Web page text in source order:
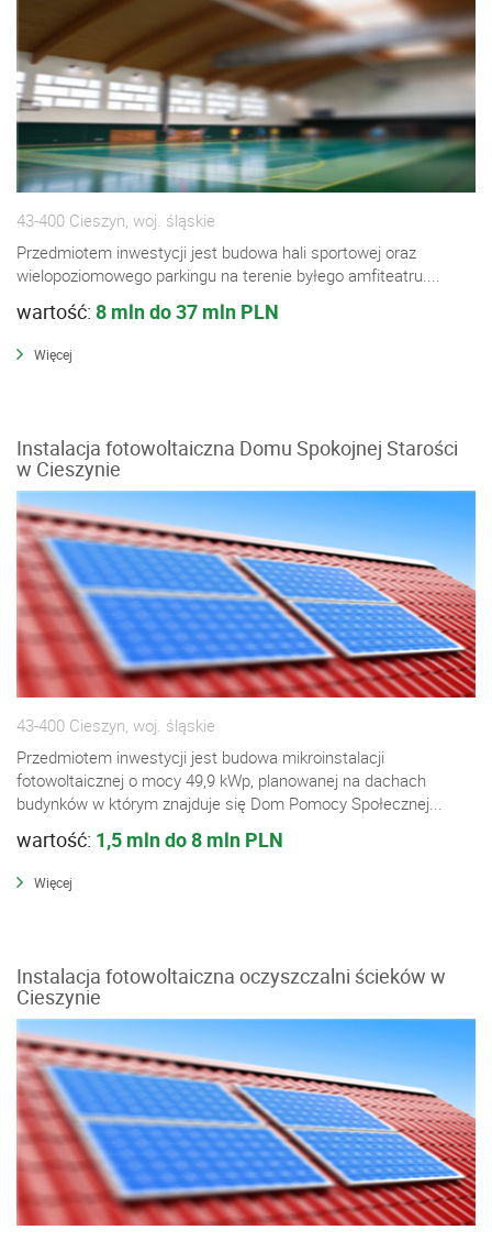
43-400 Cieszyn, woj. śląskie
Przedmiotem inwestycji jest budowa hali sportowej oraz
wielopoziomowego parkingu na terenie byłego amfiteatru....
wartość: 8 mln do 37 mln PLN
Więcej
Instalacja fotowoltaiczna Domu Spokojnej Starości
w Cieszynie
43-400 Cieszyn, woj. śląskie
Przedmiotem inwestycji jest budowa mikroinstalacji
fotowoltaicznej o mocy 49,9 kWp, planowanej na dachach
budynków w którym znajduje się Dom Pomocy Społecznej...
wartość: 1,5 mln do 8 mln PLN
Więcej
Instalacja fotowoltaiczna oczyszczalni ścieków w
Cieszynie